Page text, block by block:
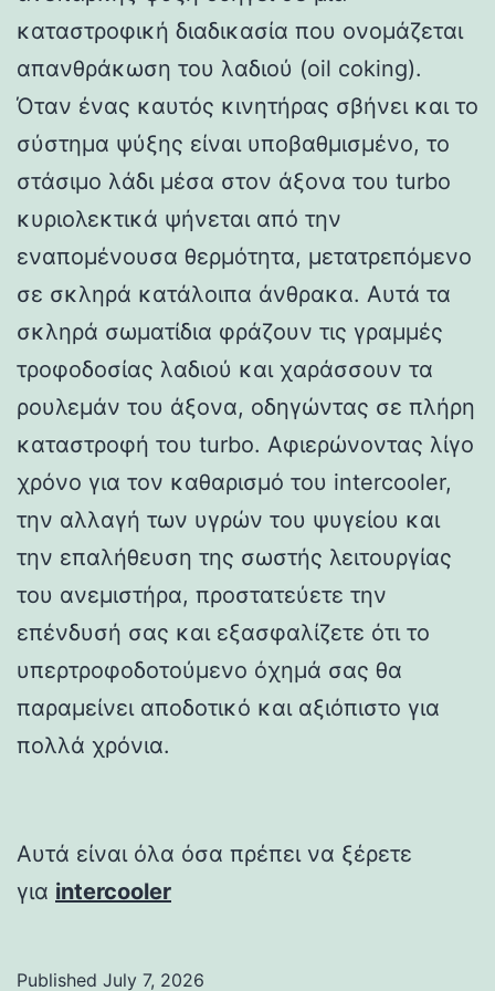
καταστροφική διαδικασία που ονομάζεται
απανθράκωση του λαδιού (oil coking).
Όταν ένας καυτός κινητήρας σβήνει και το
σύστημα ψύξης είναι υποβαθμισμένο, το
στάσιμο λάδι μέσα στον άξονα του turbo
κυριολεκτικά ψήνεται από την
εναπομένουσα θερμότητα, μετατρεπόμενο
σε σκληρά κατάλοιπα άνθρακα. Αυτά τα
σκληρά σωματίδια φράζουν τις γραμμές
τροφοδοσίας λαδιού και χαράσσουν τα
ρουλεμάν του άξονα, οδηγώντας σε πλήρη
καταστροφή του turbo. Αφιερώνοντας λίγο
χρόνο για τον καθαρισμό του intercooler,
την αλλαγή των υγρών του ψυγείου και
την επαλήθευση της σωστής λειτουργίας
του ανεμιστήρα, προστατεύετε την
επένδυσή σας και εξασφαλίζετε ότι το
υπερτροφοδοτούμενο όχημά σας θα
παραμείνει αποδοτικό και αξιόπιστο για
πολλά χρόνια.
Αυτά είναι όλα όσα πρέπει να ξέρετε
για intercooler
Published July 7, 2026